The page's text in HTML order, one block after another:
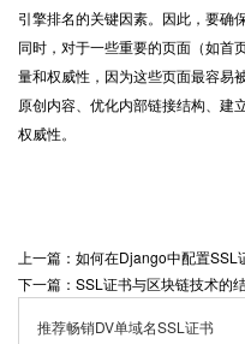
引擎排名的关键因素。因此，要确
同时，对于一些重要的页面（如首
量和权威性，因为这些页面最容易
原创内容、优化内部链接结构、建
权威性。
上一篇：如何在Django中配置SSL
下一篇：SSL证书与区块链技术的
推荐畅销DV单域名SSL证书